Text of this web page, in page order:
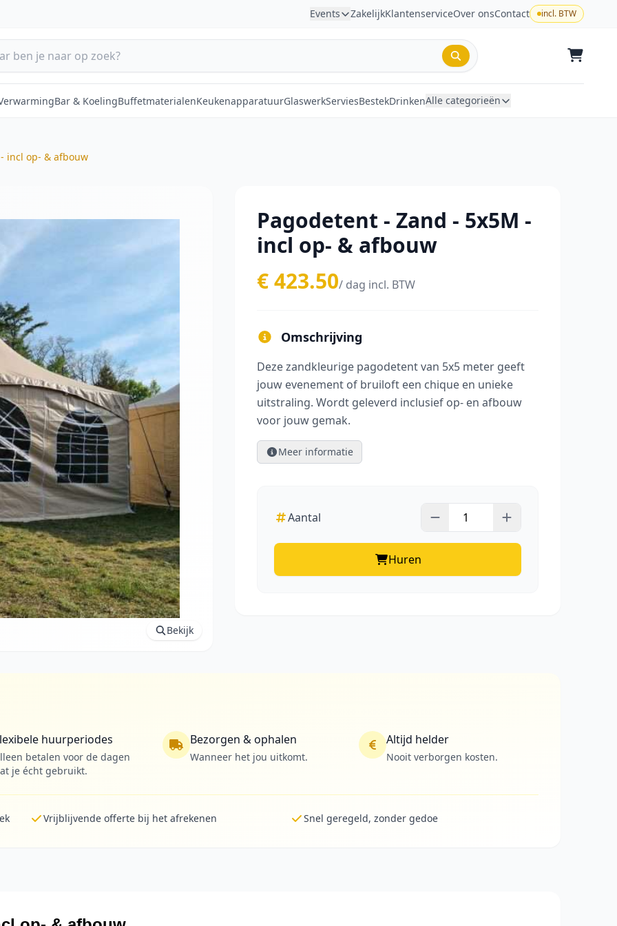
Events ZakelijkKlantenserviceOver onsContact incl. BTW
Bar & KoelingBuffetmaterialenKeukenapparatuurGlaswerkServiesBestekDrinkenAlle categorieën
incl op- & afbouw
afbeelding
Bekijk
Pagodetent - Zand - 5x5M -
incl op- & afbouw
€ 423.50/ dag incl. BTW
Omschrijving
Deze zandkleurige pagodetent van 5x5 meter geeft
jouw evenement of bruiloft een chique en unieke
uitstraling. Wordt geleverd inclusief op- en afbouw
voor jouw gemak.
Meer informatie
Aantal
Huren
huurperiodes
betalen voor de dagen
je écht gebruikt.
Bezorgen & ophalen
Wanneer het jou uitkomt.
Altijd helder
Nooit verborgen kosten.
Vrijblijvende offerte bij het afrekenen Snel geregeld, zonder gedoe